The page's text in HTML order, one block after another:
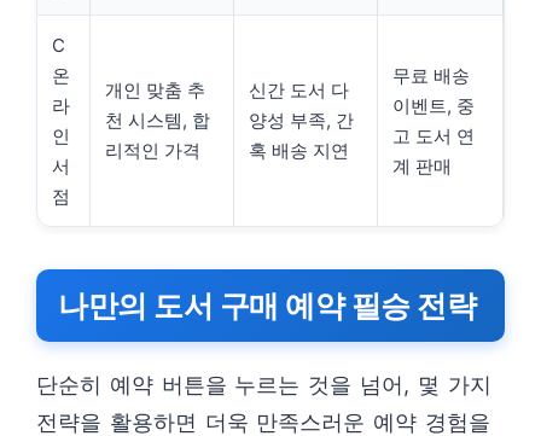
C
온
라
인
서
점
개인 맞춤 추
천 시스템, 합
리적인 가격
신간 도서 다
양성 부족, 간
혹 배송 지연
무료 배송
이벤트, 중
고 도서 연
계 판매
나만의 도서 구매 예약 필승 전략
단순히 예약 버튼을 누르는 것을 넘어, 몇 가지
전략을 활용하면 더욱 만족스러운 예약 경험을